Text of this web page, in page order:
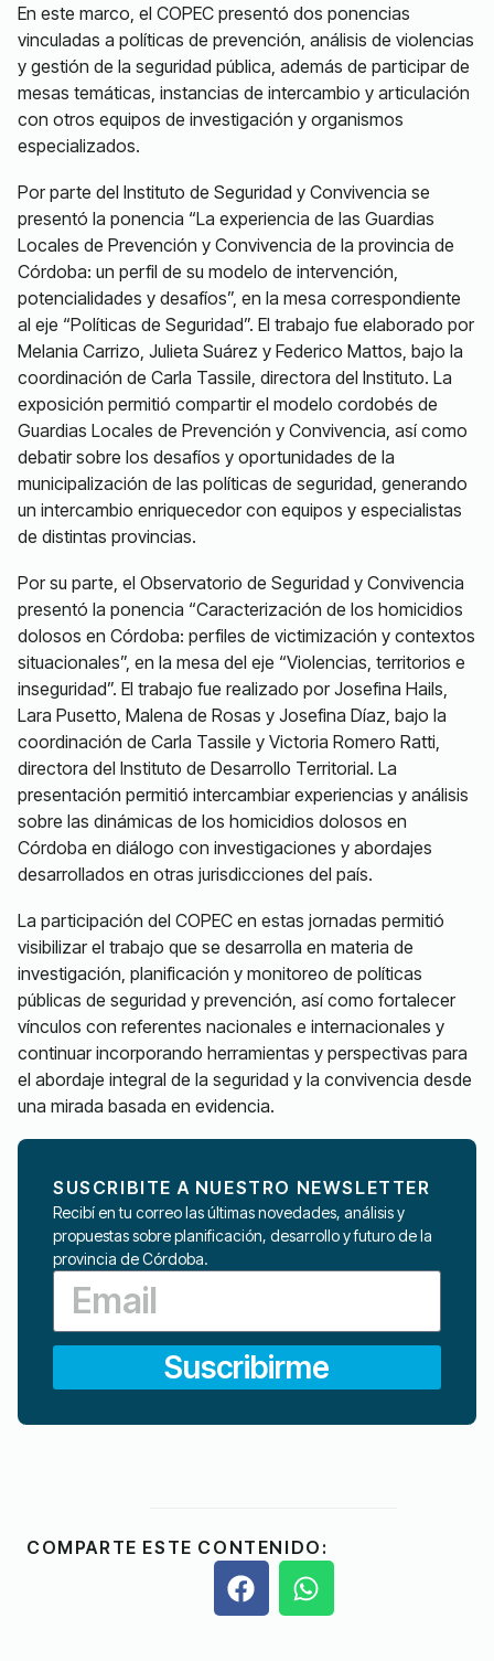
En este marco, el COPEC presentó dos ponencias
vinculadas a políticas de prevención, análisis de violencias
y gestión de la seguridad pública, además de participar de
mesas temáticas, instancias de intercambio y articulación
con otros equipos de investigación y organismos
especializados.
Por parte del Instituto de Seguridad y Convivencia se
presentó la ponencia “La experiencia de las Guardias
Locales de Prevención y Convivencia de la provincia de
Córdoba: un perfil de su modelo de intervención,
potencialidades y desafíos”, en la mesa correspondiente
al eje “Políticas de Seguridad”. El trabajo fue elaborado por
Melania Carrizo, Julieta Suárez y Federico Mattos, bajo la
coordinación de Carla Tassile, directora del Instituto. La
exposición permitió compartir el modelo cordobés de
Guardias Locales de Prevención y Convivencia, así como
debatir sobre los desafíos y oportunidades de la
municipalización de las políticas de seguridad, generando
un intercambio enriquecedor con equipos y especialistas
de distintas provincias.
Por su parte, el Observatorio de Seguridad y Convivencia
presentó la ponencia “Caracterización de los homicidios
dolosos en Córdoba: perfiles de victimización y contextos
situacionales”, en la mesa del eje “Violencias, territorios e
inseguridad”. El trabajo fue realizado por Josefina Hails,
Lara Pusetto, Malena de Rosas y Josefina Díaz, bajo la
coordinación de Carla Tassile y Victoria Romero Ratti,
directora del Instituto de Desarrollo Territorial. La
presentación permitió intercambiar experiencias y análisis
sobre las dinámicas de los homicidios dolosos en
Córdoba en diálogo con investigaciones y abordajes
desarrollados en otras jurisdicciones del país.
La participación del COPEC en estas jornadas permitió
visibilizar el trabajo que se desarrolla en materia de
investigación, planificación y monitoreo de políticas
públicas de seguridad y prevención, así como fortalecer
vínculos con referentes nacionales e internacionales y
continuar incorporando herramientas y perspectivas para
el abordaje integral de la seguridad y la convivencia desde
una mirada basada en evidencia.
SUSCRIBITE A NUESTRO NEWSLETTER
Recibí en tu correo las últimas novedades, análisis y
propuestas sobre planificación, desarrollo y futuro de la
provincia de Córdoba.
Suscribirme
COMPARTE ESTE CONTENIDO: